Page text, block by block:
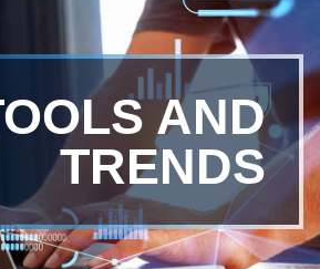
AND
TRENDS